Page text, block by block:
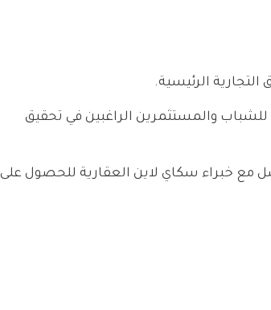
الرئيسية.
والمستثمرين الراغبين في تحقيق
مع خبراء سكاي لاين العقارية للحصول على